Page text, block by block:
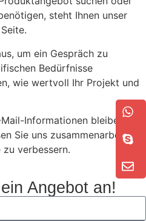
steht Ihnen unser
um ein Gespräch zu
Bedürfnisse
wie wertvoll Ihr Projekt und
Informationen bleiben bei
Sie uns zusammenarbeiten,
verbessern.
Angebot an!